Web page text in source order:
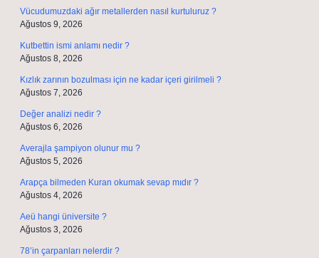
Vücudumuzdaki ağır metallerden nasıl kurtuluruz ?
Ağustos 9, 2026
Kutbettin ismi anlamı nedir ?
Ağustos 8, 2026
Kızlık zarının bozulması için ne kadar içeri girilmeli ?
Ağustos 7, 2026
Değer analizi nedir ?
Ağustos 6, 2026
Averajla şampiyon olunur mu ?
Ağustos 5, 2026
Arapça bilmeden Kuran okumak sevap mıdır ?
Ağustos 4, 2026
Aeü hangi üniversite ?
Ağustos 3, 2026
78’in çarpanları nelerdir ?